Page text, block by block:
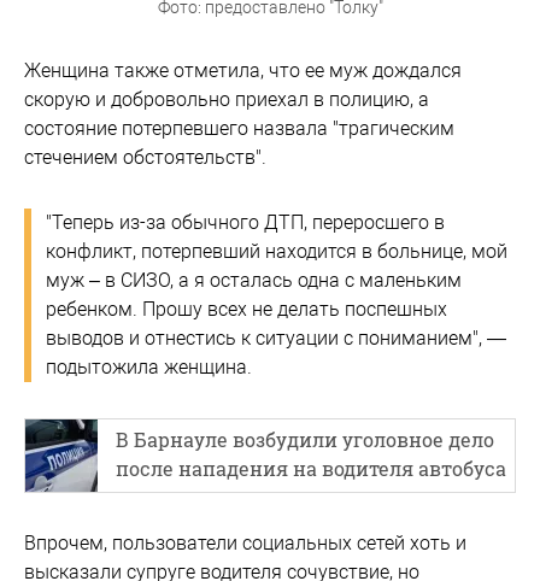
Фото: предоставлено "Толку"
Женщина также отметила, что ее муж дождался
скорую и добровольно приехал в полицию, а
состояние потерпевшего назвала "трагическим
стечением обстоятельств".
"Теперь из-за обычного ДТП, переросшего в
конфликт, потерпевший находится в больнице, мой
муж – в СИЗО, а я осталась одна с маленьким
ребенком. Прошу всех не делать поспешных
выводов и отнестись к ситуации с пониманием", —
подытожила женщина.
В Барнауле возбудили уголовное дело
после нападения на водителя автобуса
Впрочем, пользователи социальных сетей хоть и
высказали супруге водителя сочувствие, но